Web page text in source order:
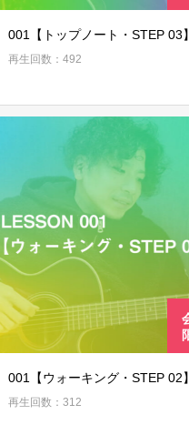
001【トップノート・STEP 03】
再生回数：492
001【ウォーキング・STEP 02】
再生回数：312